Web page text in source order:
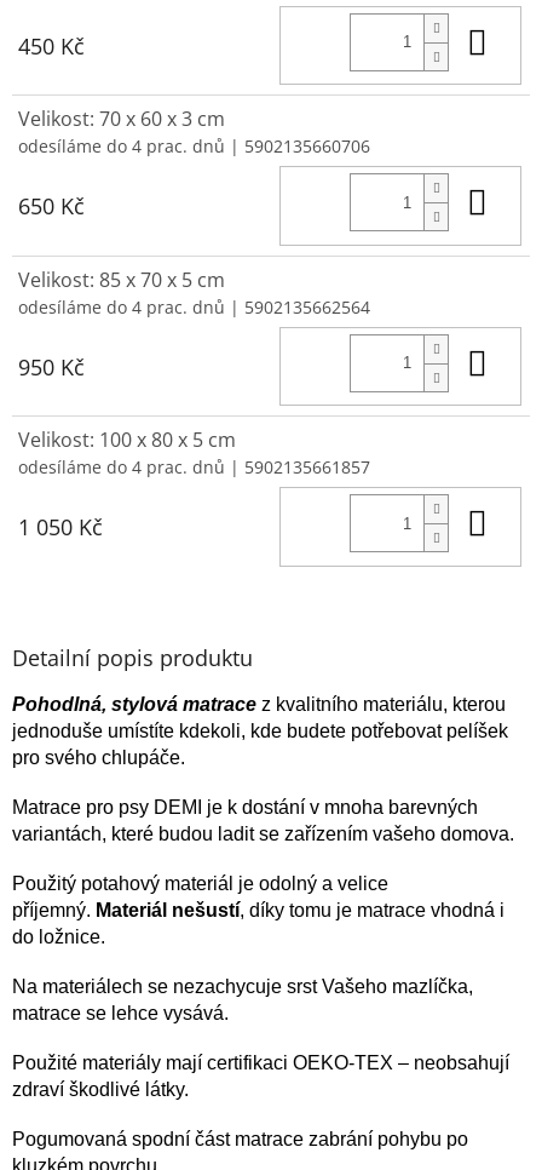
450 Kč
Velikost: 70 x 60 x 3 cm
odesíláme do 4 prac. dnů | 5902135660706
650 Kč
Velikost: 85 x 70 x 5 cm
odesíláme do 4 prac. dnů | 5902135662564
950 Kč
Velikost: 100 x 80 x 5 cm
odesíláme do 4 prac. dnů | 5902135661857
1 050 Kč
Detailní popis produktu
Pohodlná, stylová matrace z kvalitního materiálu, kterou
jednoduše umístíte kdekoli, kde budete potřebovat pelíšek
pro svého chlupáče.
Matrace pro psy DEMI je k dostání v mnoha barevných
variantách, které budou ladit se zařízením vašeho domova.
Použitý potahový materiál je odolný a velice
příjemný. Materiál nešustí, díky tomu je matrace vhodná i
do ložnice.
Na materiálech se nezachycuje srst Vašeho mazlíčka,
matrace se lehce vysává.
Použité materiály mají certifikaci OEKO-TEX – neobsahují
zdraví škodlivé látky.
Pogumovaná spodní část matrace zabrání pohybu po
kluzkém povrchu.